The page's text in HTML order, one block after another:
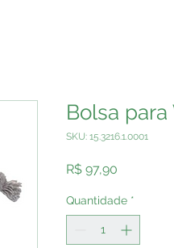
Bolsa
SKU: 15.3216.1.0001
R$ 97,90
Quantidade *